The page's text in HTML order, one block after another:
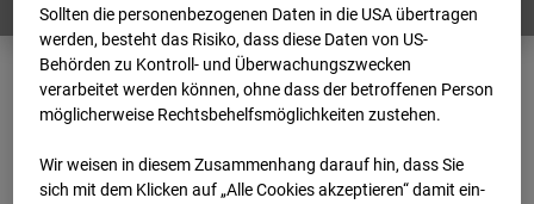
Home
Deutschland
BC-162 - Strabag - BV-H3ö
Archiv
2026
06
18 08:00
Sollten die personenbezogenen Daten in die USA übertragen
werden, besteht das Risiko, dass diese Daten von US-
Behörden zu Kontroll- und Überwachungszwecken
verarbeitet werden können, ohne dass der betroffenen Person
möglicherweise Rechtsbehelfsmöglichkeiten zustehen.
Wir weisen in diesem Zusammenhang darauf hin, dass Sie
sich mit dem Klicken auf „Alle Cookies akzeptieren“ damit ein­